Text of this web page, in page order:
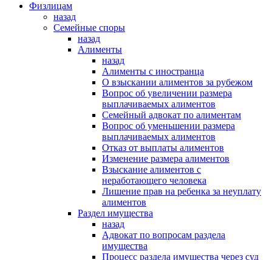
Физлицам
назад
Семейные споры
назад
Алименты
назад
Алименты с иностранца
О взыскании алиментов за рубежом
Вопрос об увеличении размера
выплачиваемых алиментов
Семейный адвокат по алиментам
Вопрос об уменьшении размера
выплачиваемых алиментов
Отказ от выплаты алиментов
Изменение размера алиментов
Взыскание алиментов с
неработающего человека
Лишение прав на ребенка за неуплату
алиментов
Раздел имущества
назад
Адвокат по вопросам раздела
имущества
Процесс раздела имущества через суд